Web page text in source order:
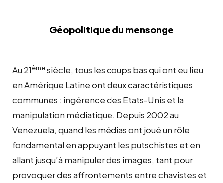
Géopolitique du mensonge
Au 21èmesiècle, tous les coups bas qui ont eu lieu
en Amérique Latine ont deux caractéristiques
communes : ingérence des Etats-Unis et la
manipulation médiatique. Depuis 2002 au
Venezuela, quand les médias ont joué un rôle
fondamental en appuyant les putschistes et en
allant jusqu’à manipuler des images, tant pour
provoquer des affrontements entre chavistes et